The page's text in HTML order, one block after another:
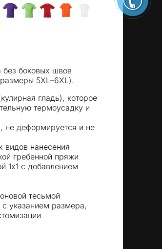
без боковых швов
5XL–6XL).
гладь), которое
термоусадку и
не деформируется и не
видов нанесения
гребенной пряжи
1x1 с добавлением
тесьмой
указанием размера,